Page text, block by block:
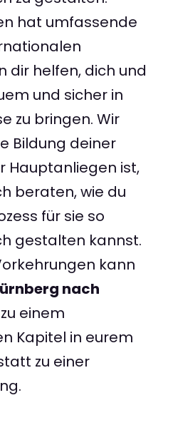
hat umfassende
dir helfen, dich und
und sicher in
zu bringen. Wir
Bildung deiner
Hauptanliegen ist,
beraten, wie du
für sie so
gestalten kannst.
kann
nach
zu einem
Kapitel in eurem
zu einer